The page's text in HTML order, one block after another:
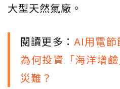
大型天然氣廠。
閱讀更多： AI用電節
為何投資「海洋增
災難？